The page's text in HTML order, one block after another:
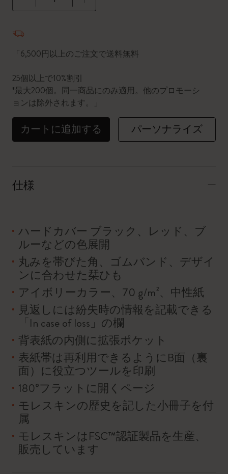
「6,500円以上のご注文で送料無料
25個以上で10%割引
*最大200個。同一商品にのみ適用。他のプロモーシ
ョンは除外されます。」
カートに追加する パーソナライズ
仕様
ハードカバー ブラック、レッド、ブ
ルーなどの色展開
丸みを帯びた角、ゴムバンド、デザイ
ンに合わせた栞ひも
アイボリーカラー、70 g/m²、中性紙
見返しには紛失時の情報を記載できる
「In case of loss」の欄
背表紙の内側に拡張ポケット
表紙帯は再利用できるようにB面（裏
面）に役立つツールを印刷
180°フラットに開くページ
モレスキンの歴史を記した小冊子を付
属
モレスキンはFSC™認証製品を生産、
販売しています